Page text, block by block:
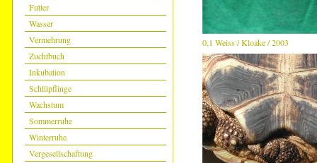
Futter
Wasser
Vermehrung
Zuchtbuch
Inkubation
Schlüpflinge
Wachstum
Sommerruhe
Winterruhe
Vergesellschaftung
0,1 Weiss / Kloake / 2003